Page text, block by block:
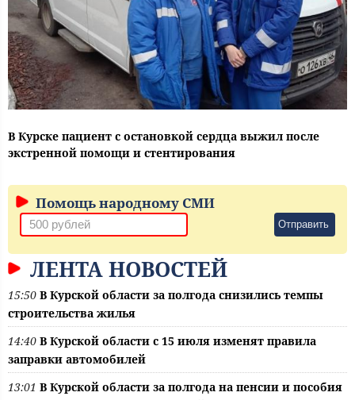
В Курске пациент с остановкой сердца выжил после
экстренной помощи и стентирования
Помощь народному СМИ
Отправить
ЛЕНТА НОВОСТЕЙ
15:50 В Курской области за полгода снизились темпы
строительства жилья
14:40 В Курской области с 15 июля изменят правила
заправки автомобилей
13:01 В Курской области за полгода на пенсии и пособия